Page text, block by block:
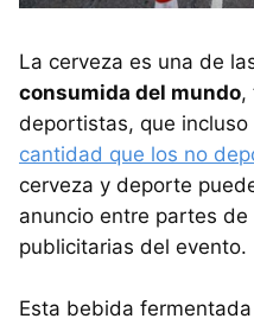
La cerveza es una de
consumida del mundo,
deportistas, que
cantidad que los no
cerveza y deporte
anuncio entre partes
publicitarias del evento.
Esta bebida